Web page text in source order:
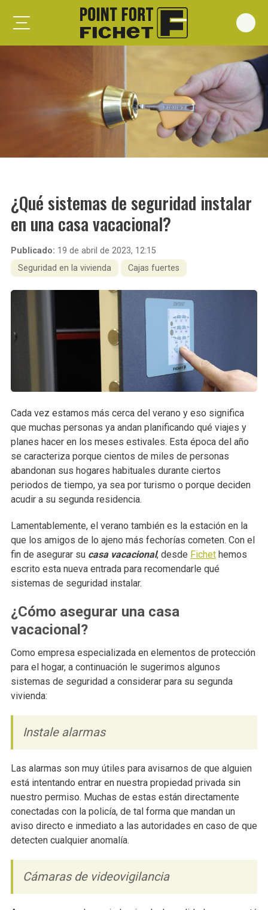
Foxeo HiS
Forges G375
Spheris His
Spheris Xp
Forstyl
Duo G071
Puertas trastero
¿Qué sistemas de seguridad instalar
en una casa vacacional?
Publicado: 19 de abril de 2023, 12:15
Seguridad en la vivienda
Cajas fuertes
Cada vez estamos más cerca del verano y eso significa
que muchas personas ya andan planificando qué viajes y
planes hacer en los meses estivales. Esta época del año
se caracteriza porque cientos de miles de personas
abandonan sus hogares habituales durante ciertos
periodos de tiempo, ya sea por turismo o porque deciden
acudir a su segunda residencia.
Lamentablemente, el verano también es la estación en la
que los amigos de lo ajeno más fechorías cometen. Con el
fin de asegurar su casa vacacional, desde Fichethemos
escrito esta nueva entrada para recomendarle qué
sistemas de seguridad instalar.
¿Cómo asegurar una casa
vacacional?
Como empresa especializada en elementos de protección
para el hogar, a continuación le sugerimos algunos
sistemas de seguridad a considerar para su segunda
vivienda:
Instale alarmas
Las alarmas son muy útiles para avisarnos de que alguien
está intentando entrar en nuestra propiedad privada sin
nuestro permiso. Muchas de estas están directamente
conectadas con la policía, de tal forma que mandan un
aviso directo e inmediato a las autoridades en caso de que
detecten cualquier anomalía.
Cámaras de videovigilancia